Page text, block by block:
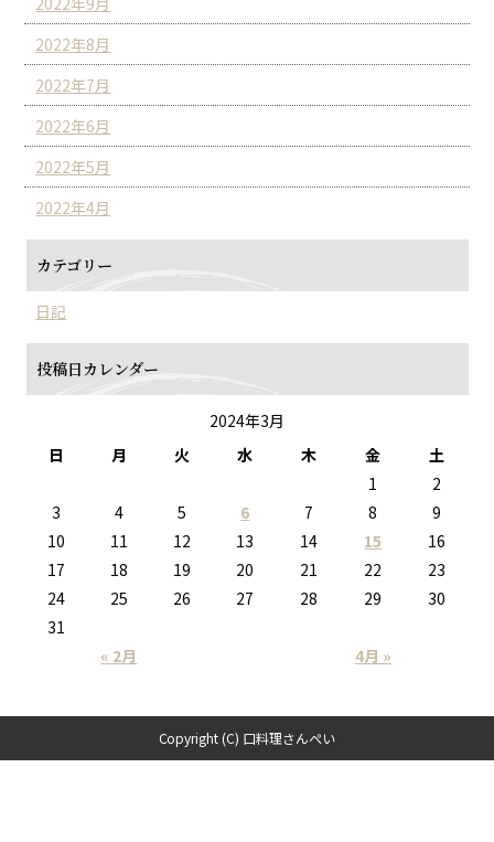
2022年8月
2022年7月
2022年6月
2022年5月
2022年4月
カテゴリー
日記
投稿日カレンダー
2024年3月
日
月 火 水 木 金 土
« 2月 4月 »
1
2
3
4 5 6 7 8
9
10
11 12 13 14 15
16
17
18 19 20 21 22
23
24
25 26 27 28 29
30
31
Copyright (C) 口料理さんぺい